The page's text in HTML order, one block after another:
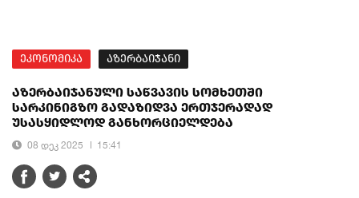
ეკონომიკა აზერბაიჯანი
აზერბაიჯანული საწვავის სომხეთში
სარკინიგზო გადაზიდვა ერთჯერადად
უსასყიდლოდ განხორციელდება
08 დეკ 2025 15:41